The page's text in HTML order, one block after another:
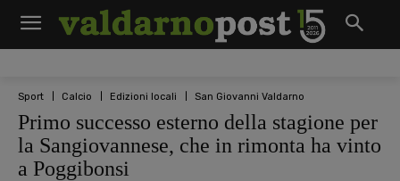
Sport Calcio Edizioni locali San Giovanni Valdarno
Primo successo esterno della stagione per
la Sangiovannese, che in rimonta ha vinto
a Poggibonsi